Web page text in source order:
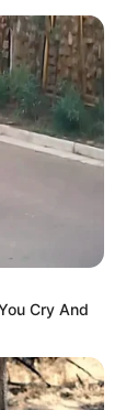
Cry And